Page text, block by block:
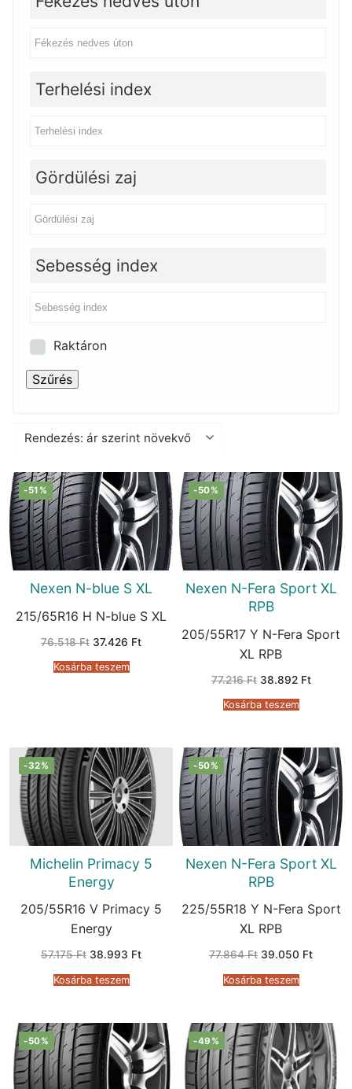
Terhelési index
Gördülési zaj
Sebesség index
Raktáron
Szűrés
-51%
Nexen N-blue S XL
215/65R16 H N-blue S XL
76.518Ft Original
was:
76.518 Ft.
37.426 FtCurrent
Kosárba teszem
-50%
Nexen N-Fera Sport XL
RPB
205/55R17 Y N-Fera Sport
XL RPB
77.216Ft Original
was:
77.216 Ft.
38.892 FtCurrent
Kosárba teszem
-32%
Michelin Primacy 5
Energy
205/55R16 V Primacy 5
Energy
57.175Ft Original
was:
57.175 Ft.
38.993 FtCurrent
Kosárba teszem
-50%
Nexen N-Fera Sport XL
RPB
225/55R18 Y N-Fera Sport
XL RPB
77.864Ft Original
was:
77.864 Ft.
39.050 FtCurrent
Kosárba teszem
-50% -49%